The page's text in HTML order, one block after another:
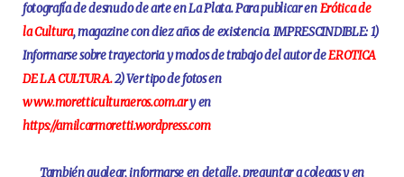
fotografía de desnudo de arte en La Plata. Para publicar enErótica de
la Cultura, magazine con diez años de existencia. IMPRESCINDIBLE: 1)
Informarse sobre trayectoria y modos de trabajo del autor deEROTICA
DE LA CULTURA.2) Ver tipo de fotos en
www.moretticulturaeros.com.ary en
https://amilcarmoretti.wordpress.com
También guglear, informarse en detalle, preguntar a colegas y en